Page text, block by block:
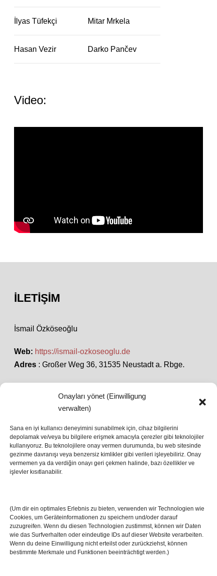
Onayları yönet (Einwilligung
verwalten)
Sana en iyi kullanıcı deneyimini sunabilmek için, cihaz bilgilerini
depolamak ve/veya bu bilgilere erişmek amacıyla çerezler gibi teknolojiler
kullanıyoruz. Bu teknolojilere onay vermen durumunda, bu web sitesinde
gezinme davranışı veya benzersiz kimlikler gibi verileri işleyebiliriz. Onay
vermemen ya da verdiğin onayı geri çekmen halinde, bazı özellikler ve
işlevler kısıtlanabilir.
(Um dir ein optimales Erlebnis zu bieten, verwenden wir Technologien wie
Cookies, um Geräteinformationen zu speichern und/oder darauf
zuzugreifen. Wenn du diesen Technologien zustimmst, können wir Daten
wie das Surfverhalten oder eindeutige IDs auf dieser Website verarbeiten.
Wenn du deine Einwilligung nicht erteilst oder zurückziehst, können
bestimmte Merkmale und Funktionen beeinträchtigt werden.)
İlyas Tüfekçi Mitar Mrkela
Hasan Vezir Darko Pančev
Video:
İLETIŞIM
İsmail Özköseoğlu
Web: https://ismail-ozkoseoglu.de
Adres : Großer Weg 36, 31535 Neustadt a. Rbge.
SON HABERLER
İstanbul’da Avrupa Ligi Finali: Freiburg ve Aston
Villa Boğaz’da Tarih Yazmaya Hazırlanıyor
08 May 2026
17 Nis 2026